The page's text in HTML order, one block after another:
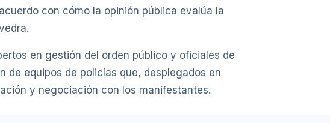
con cómo la opinión pública evalúa la
en gestión del orden público y oficiales de
equipos de policías que, desplegados en
y negociación con los manifestantes.